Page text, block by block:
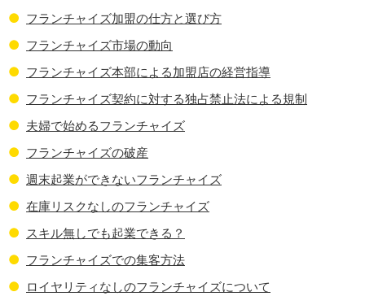
フランチャイズ加盟の仕方と選び方
フランチャイズ市場の動向
フランチャイズ本部による加盟店の経営指導
フランチャイズ契約に対する独占禁止法による規制
夫婦で始めるフランチャイズ
フランチャイズの破産
週末起業ができないフランチャイズ
在庫リスクなしのフランチャイズ
スキル無しでも起業できる？
フランチャイズでの集客方法
ロイヤリティなしのフランチャイズについて